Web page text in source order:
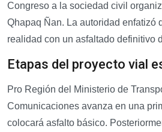
Congreso a la sociedad civil
Qhapaq Ñan. La autoridad enfatizó
realidad con un asfaltado definitivo
Etapas del proyecto vial
Pro Región del Ministerio de
Comunicaciones avanza en una
colocará asfalto básico.